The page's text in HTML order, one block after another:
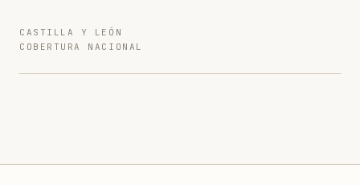
CASTILLA Y LEÓN
COBERTURA NACIONAL